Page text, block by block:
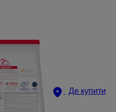
Де купити